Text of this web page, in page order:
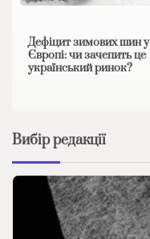
Дефіцит зимових шин у
Європі: чи зачепить це
український ринок?
Вибір редакції